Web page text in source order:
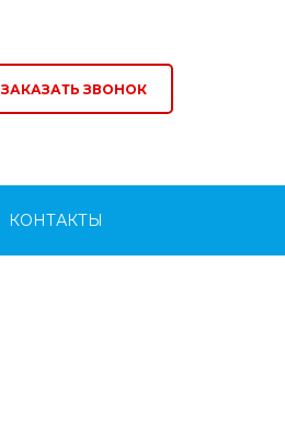
ЗАКАЗАТЬ ЗВОНОК
КОНТАКТЫ